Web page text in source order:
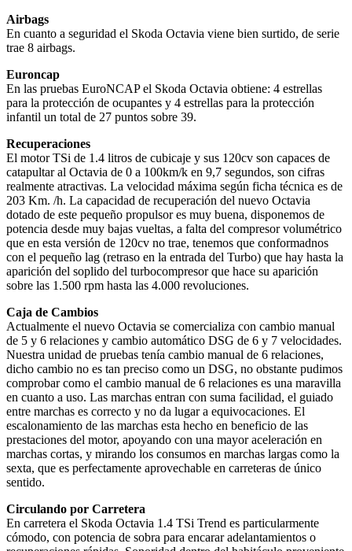
Airbags
En cuanto a seguridad el Skoda Octavia viene bien surtido, de serie
trae 8 airbags.
Euroncap
En las pruebas EuroNCAP el Skoda Octavia obtiene: 4 estrellas
para la protección de ocupantes y 4 estrellas para la protección
infantil un total de 27 puntos sobre 39.
Recuperaciones
El motor TSi de 1.4 litros de cubicaje y sus 120cv son capaces de
catapultar al Octavia de 0 a 100km/k en 9,7 segundos, son cifras
realmente atractivas. La velocidad máxima según ficha técnica es de
203 Km. /h. La capacidad de recuperación del nuevo Octavia
dotado de este pequeño propulsor es muy buena, disponemos de
potencia desde muy bajas vueltas, a falta del compresor volumétrico
que en esta versión de 120cv no trae, tenemos que conformadnos
con el pequeño lag (retraso en la entrada del Turbo) que hay hasta la
aparición del soplido del turbocompresor que hace su aparición
sobre las 1.500 rpm hasta las 4.000 revoluciones.
Caja de Cambios
Actualmente el nuevo Octavia se comercializa con cambio manual
de 5 y 6 relaciones y cambio automático DSG de 6 y 7 velocidades.
Nuestra unidad de pruebas tenía cambio manual de 6 relaciones,
dicho cambio no es tan preciso como un DSG, no obstante pudimos
comprobar como el cambio manual de 6 relaciones es una maravilla
en cuanto a uso. Las marchas entran con suma facilidad, el guiado
entre marchas es correcto y no da lugar a equivocaciones. El
escalonamiento de las marchas esta hecho en beneficio de las
prestaciones del motor, apoyando con una mayor aceleración en
marchas cortas, y mirando los consumos en marchas largas como la
sexta, que es perfectamente aprovechable en carreteras de único
sentido.
Circulando por Carretera
En carretera el Skoda Octavia 1.4 TSi Trend es particularmente
cómodo, con potencia de sobra para encarar adelantamientos o